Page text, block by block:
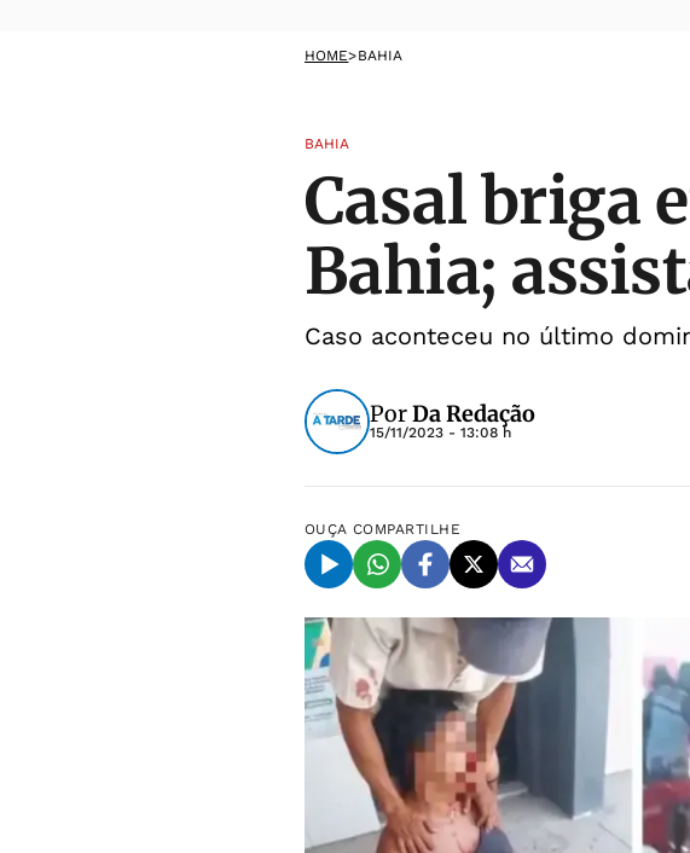
HOME>BAHIA
BAHIA
Casal briga
Bahia;
Caso aconteceu no último
PorDa Redação
15/11/2023 - 13:08 h
OUÇA COMPARTILHE